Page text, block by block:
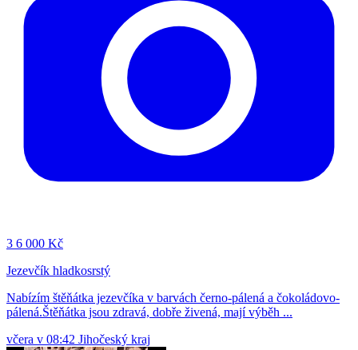
3 6 000 Kč
Jezevčík hladkosrstý
Nabízím štěňátka jezevčíka v barvách černo-pálená a čokoládovo-
pálená.Štěňátka jsou zdravá, dobře živená, mají výběh ...
včera v 08:42 Jihočeský kraj